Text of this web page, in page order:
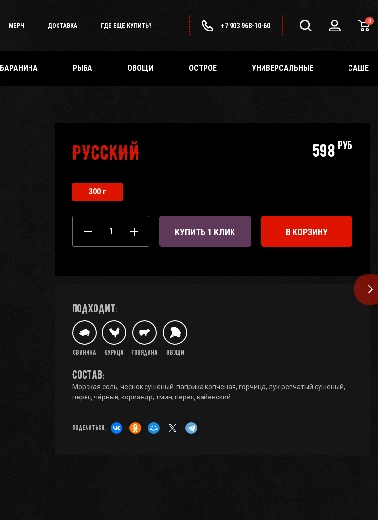
МЕРЧ ДОСТАВКА ГДЕ ЕЩЕ КУПИТЬ? +7 903 968-10-60
0
БАРАНИНА РЫБА ОВОЩИ ОСТРОЕ УНИВЕРСАЛЬНЫЕ САШЕ
РУССКИЙ 598 руб
300 г
КУПИТЬ 1 КЛИК В КОРЗИНУ
Подходит:
Свинина Курица Говядина Овощи
Состав:
Морская соль, чеснок сушёный, паприка копченая, горчица, лук репчатый сушеный,
перец чёрный, кориандр, тмин, перец кайенский.
Поделиться: